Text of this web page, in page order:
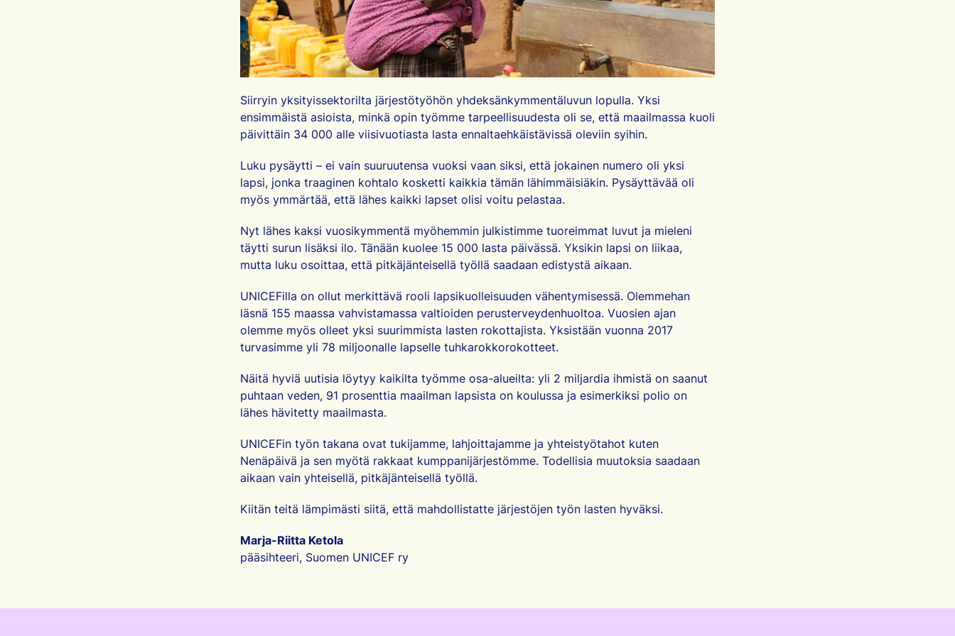
Siirryin yksityissektorilta järjestötyöhön yhdeksänkymmentäluvun lopulla. Yksi
ensimmäistä asioista, minkä opin työmme tarpeellisuudesta oli se, että maailmassa kuoli
päivittäin 34 000 alle viisivuotiasta lasta ennaltaehkäistävissä oleviin syihin.
Luku pysäytti – ei vain suuruutensa vuoksi vaan siksi, että jokainen numero oli yksi
lapsi, jonka traaginen kohtalo kosketti kaikkia tämän lähimmäisiäkin. Pysäyttävää oli
myös ymmärtää, että lähes kaikki lapset olisi voitu pelastaa.
Nyt lähes kaksi vuosikymmentä myöhemmin julkistimme tuoreimmat luvut ja mieleni
täytti surun lisäksi ilo. Tänään kuolee 15 000 lasta päivässä. Yksikin lapsi on liikaa,
mutta luku osoittaa, että pitkäjänteisellä työllä saadaan edistystä aikaan.
UNICEFilla on ollut merkittävä rooli lapsikuolleisuuden vähentymisessä. Olemmehan
läsnä 155 maassa vahvistamassa valtioiden perusterveydenhuoltoa. Vuosien ajan
olemme myös olleet yksi suurimmista lasten rokottajista. Yksistään vuonna 2017
turvasimme yli 78 miljoonalle lapselle tuhkarokkorokotteet.
Näitä hyviä uutisia löytyy kaikilta työmme osa-alueilta: yli 2 miljardia ihmistä on saanut
puhtaan veden, 91 prosenttia maailman lapsista on koulussa ja esimerkiksi polio on
lähes hävitetty maailmasta.
UNICEFin työn takana ovat tukijamme, lahjoittajamme ja yhteistyötahot kuten
Nenäpäivä ja sen myötä rakkaat kumppanijärjestömme. Todellisia muutoksia saadaan
aikaan vain yhteisellä, pitkäjänteisellä työllä.
Kiitän teitä lämpimästi siitä, että mahdollistatte järjestöjen työn lasten hyväksi.
Marja-Riitta Ketola
pääsihteeri, Suomen UNICEF ry